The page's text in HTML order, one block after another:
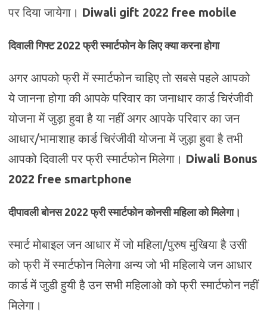
पर दिया जायेगा। Diwali gift 2022 free mobile
दिवाली गिफ्ट 2022 फ्री स्मार्टफोन के लिए क्या करना होगा
अगर आपको फ्री में स्मार्टफोन चाहिए तो सबसे पहले आपको
ये जानना होगा की आपके परिवार का जनाधार कार्ड चिरंजीवी
योजना में जुड़ा हुवा है या नहीं अगर आपके परिवार का जन
आधार/भामाशाह कार्ड चिरंजीवी योजना में जुड़ा हुवा है तभी
आपको दिवाली पर फ्री स्मार्टफोन मिलेगा। Diwali Bonus
2022 free smartphone
दीपावली बोनस 2022 फ्री स्मार्टफोन कोनसी महिला को मिलेगा।
स्मार्ट मोबाइल जन आधार में जो महिला/पुरुष मुखिया है उसी
को फ्री में स्मार्टफोन मिलेगा अन्य जो भी महिलाये जन आधार
कार्ड में जुडी हुयी है उन सभी महिलाओ को फ्री स्मार्टफोन नहीं
मिलेगा।